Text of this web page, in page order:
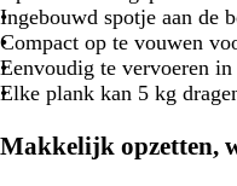
Ingebouwd spotje aan de
Compact op te vouwen
Eenvoudig te vervoeren
Elke plank kan 5 kg
Makkelijk opzetten,